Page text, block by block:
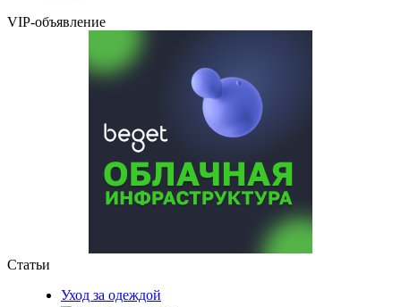
VIP-объявление
Статьи
Уход за одеждой